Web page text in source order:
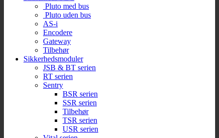
Pluto med bus
Pluto uden bus
AS-i
Encodere
Gateway
Tilbehør
Sikkerhedsmoduler
JSB & BT serien
RT serien
Sentry
BSR serien
SSR serien
Tilbehør
TSR serien
USR serien